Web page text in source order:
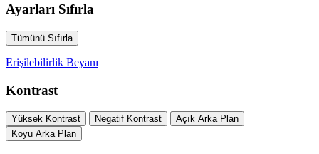
Ayarları Sıfırla
Tümünü Sıfırla
Erişilebilirlik Beyanı
Kontrast
Yüksek Kontrast Negatif Kontrast
Açık Arka Plan
Koyu Arka Plan